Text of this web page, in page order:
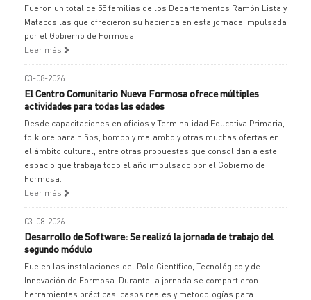
Fueron un total de 55 familias de los Departamentos Ramón Lista y
Matacos las que ofrecieron su hacienda en esta jornada impulsada
por el Gobierno de Formosa.
Leer más
03-08-2026
El Centro Comunitario Nueva Formosa ofrece múltiples
actividades para todas las edades
Desde capacitaciones en oficios y Terminalidad Educativa Primaria,
folklore para niños, bombo y malambo y otras muchas ofertas en
el ámbito cultural, entre otras propuestas que consolidan a este
espacio que trabaja todo el año impulsado por el Gobierno de
Formosa.
Leer más
03-08-2026
Desarrollo de Software: Se realizó la jornada de trabajo del
segundo módulo
Fue en las instalaciones del Polo Científico, Tecnológico y de
Innovación de Formosa. Durante la jornada se compartieron
herramientas prácticas, casos reales y metodologías para